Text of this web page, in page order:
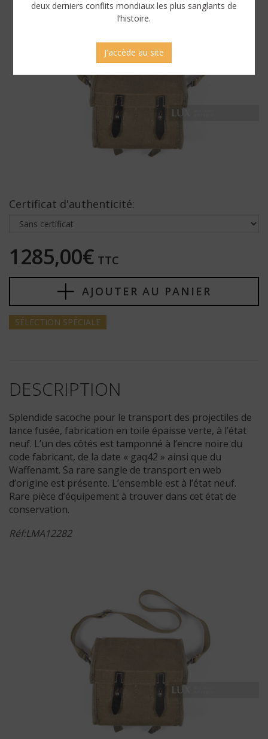
Certificat d'authenticité:
1285,00€ TTC
AJOUTER AU PANIER
SÉLECTION SPÉCIALE
DESCRIPTION
Splendide sacoche pour le transport des projectiles de
lance fusée, fabrication en toile épaisse verte, à l’état
neuf. L’un des côtés est tamponné à l’encre noire du
code fabricant, de la date « gaq42 » ainsi que du
Waffenamt. Sa rare sangle de transport en web
d’origine est présente. L’ensemble est à l’état neuf.
Rare pièce d’équipement à trouver dans cet état de
conservation.
Réf:LMA12282
deux derniers conflits mondiaux les plus sanglants de
l’histoire.
J'accède au site